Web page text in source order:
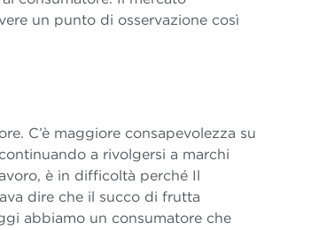
un punto di osservazione così
C’è maggiore consapevolezza su
a rivolgersi a marchi
è in difficoltà perché Il
dire che il succo di frutta
abbiamo un consumatore che